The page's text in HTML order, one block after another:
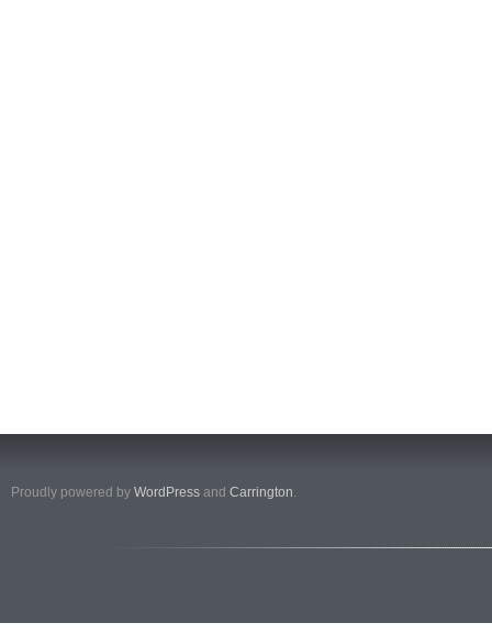
Proudly powered by WordPress and Carrington